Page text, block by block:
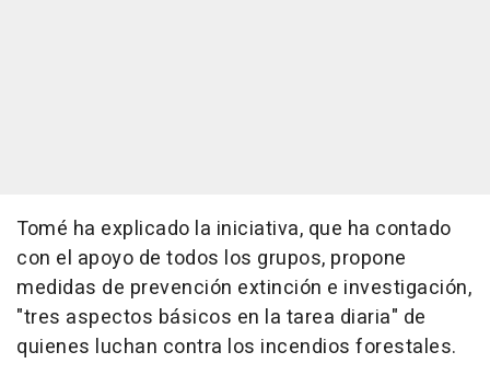
Tomé ha explicado la iniciativa, que ha contado
con el apoyo de todos los grupos, propone
medidas de prevención extinción e investigación,
"tres aspectos básicos en la tarea diaria" de
quienes luchan contra los incendios forestales.